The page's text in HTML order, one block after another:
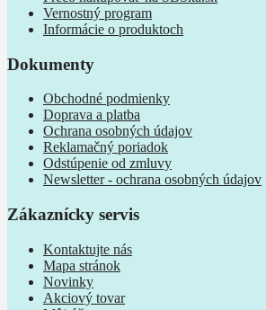
Vernostný program
Informácie o produktoch
Dokumenty
Obchodné podmienky
Doprava a platba
Ochrana osobných údajov
Reklamačný poriadok
Odstúpenie od zmluvy
Newsletter - ochrana osobných údajov
Zákaznícky servis
Kontaktujte nás
Mapa stránok
Novinky
Akciový tovar